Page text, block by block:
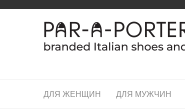
ДЛЯ ЖЕНЩИН ДЛЯ МУЖЧИН